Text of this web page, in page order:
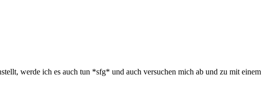
werde ich es auch tun *sfg* und auch versuchen mich ab und zu mit